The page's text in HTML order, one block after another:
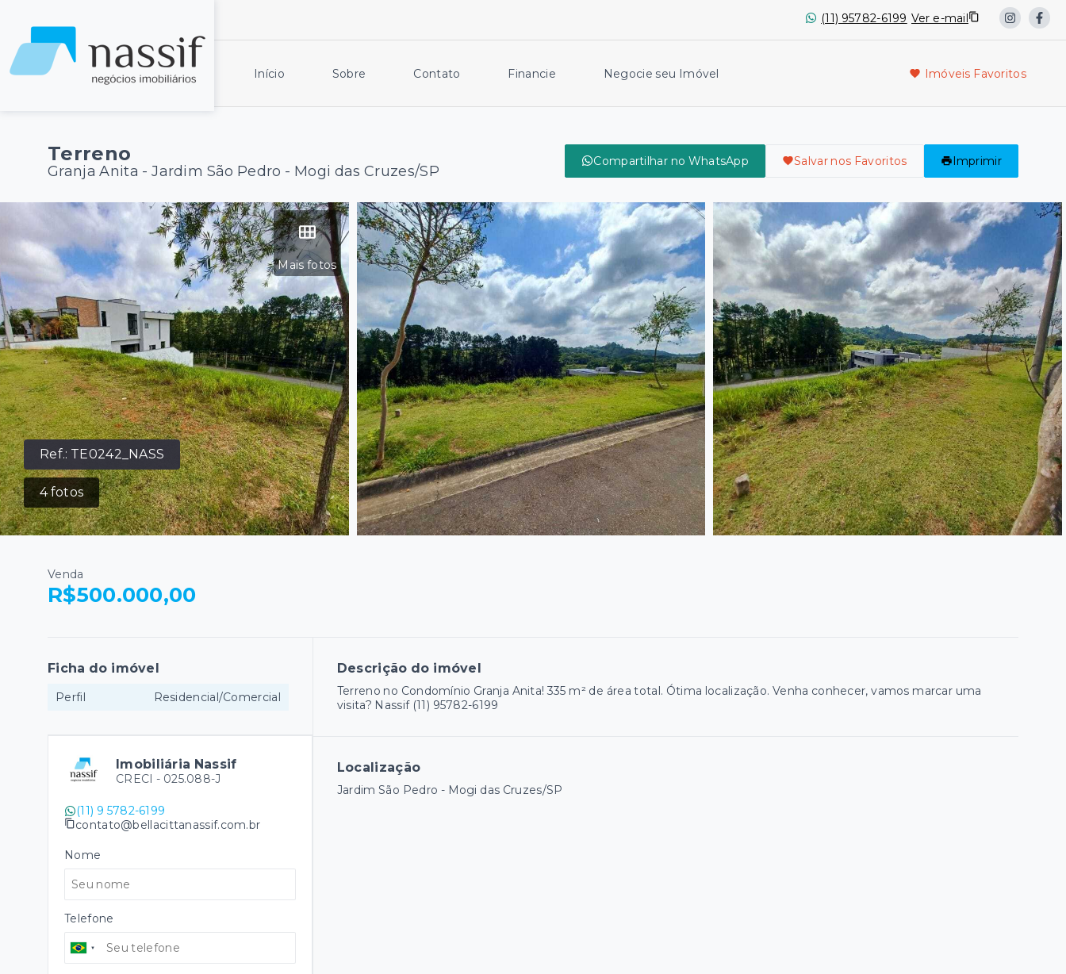
(11) 95782-6199 Ver e-mail
Início Sobre Contato Financie Negocie seu Imóvel Imóveis Favoritos
Terreno
Granja Anita -Jardim São Pedro - Mogi das Cruzes/SP
Compartilhar no WhatsApp Salvar nos Favoritos Imprimir
Ref.: TE0242_NASS
4fotos
Mais fotos
Venda
R$500.000,00
Descrição do imóvel
Terreno no Condomínio Granja Anita! 335 m² de área total. Ótima localização. Venha conhecer, vamos marcar uma
visita? Nassif (11) 95782-6199
Localização
Jardim São Pedro - Mogi das Cruzes/SP
Ficha do imóvel
Perfil Residencial/Comercial
Imobiliária Nassif
CRECI - 025.088-J
(11) 9 5782-6199
contato@bellacittanassif.com.br
Nome
Telefone